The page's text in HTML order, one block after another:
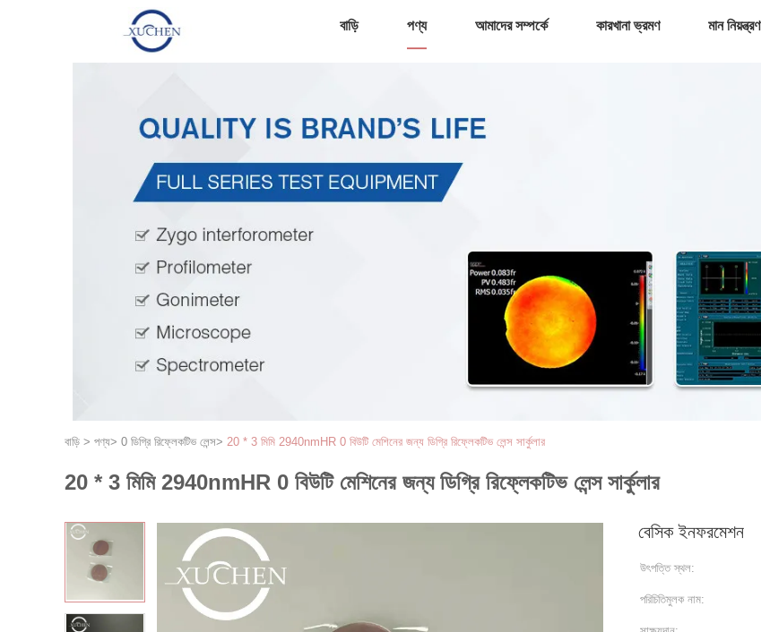
বাড়ি পণ্য আমাদের সম্পর্কে কারখানা ভ্রমণ মান নিয়ন্ত্রণ
বাড়ি > পণ্য> 0 ডিগ্রি রিফ্লেকটিভ লেন্স> 20 * 3 মিমি 2940nmHR 0 বিউটি মেশিনের জন্য ডিগ্রি রিফ্লেকটিভ লেন্স সার্কুলার
20 * 3 মিমি 2940nmHR 0 বিউটি মেশিনের জন্য ডিগ্রি রিফ্লেকটিভ লেন্স সার্কুলার
বেসিক ইনফরমেশন
উৎপত্তি স্থল:
পরিচিতিমুলক নাম: